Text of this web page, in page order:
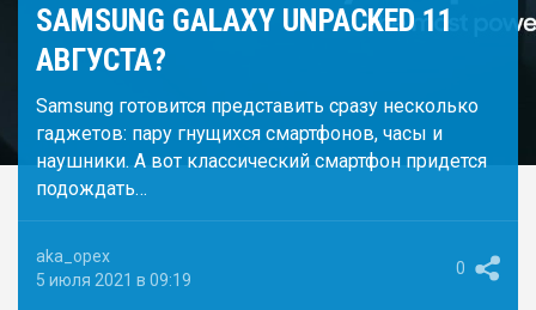
SAMSUNG GALAXY UNPACKED 11
АВГУСТА?
Samsung готовится представить сразу несколько
гаджетов: пару гнущихся смартфонов, часы и
наушники. А вот классический смартфон придется
подождать…
aka_opex
5 июля 2021 в 09:19
0